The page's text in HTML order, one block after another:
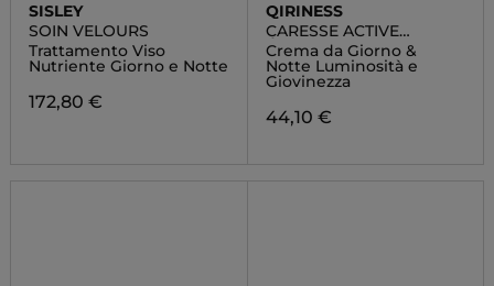
SISLEY
SOIN VELOURS
Trattamento Viso
Nutriente Giorno e Notte
172,80 €
QIRINESS
CARESSE ACTIVE
ÉNERGIE
Crema da Giorno &
Notte Luminosità e
Giovinezza
44,10 €